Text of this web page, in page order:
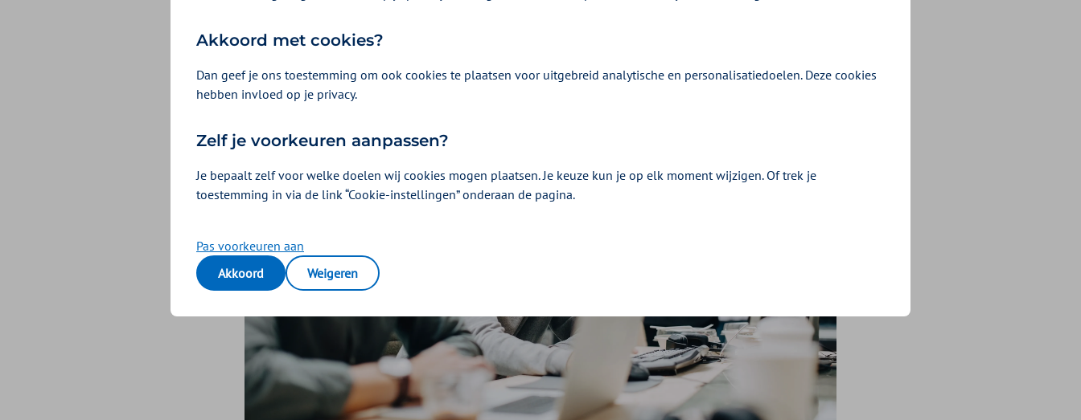
Akkoord met cookies?
Dan geef je ons toestemming om ook cookies te plaatsen voor uitgebreid analytische en personalisatiedoelen. Deze cookies
hebben invloed op je privacy.
Zelf je voorkeuren aanpassen?
Je bepaalt zelf voor welke doelen wij cookies mogen plaatsen. Je keuze kun je op elk moment wijzigen. Of trek je
toestemming in via de link “Cookie-instellingen” onderaan de pagina.
Pas voorkeuren aan
Akkoord
Weigeren